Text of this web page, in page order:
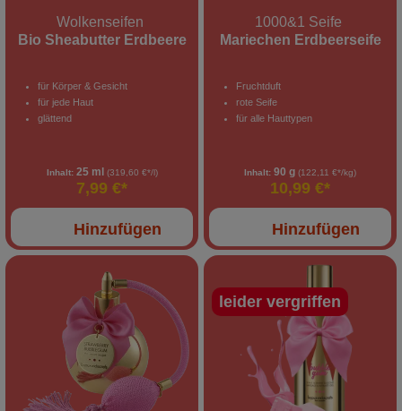
Wolkenseifen
Bio Sheabutter Erdbeere
für Körper & Gesicht
für jede Haut
glättend
Inhalt: 25 ml (319,60 €*/l)
7,99 €*
Hinzufügen
1000&1 Seife
Mariechen Erdbeerseife
Fruchtduft
rote Seife
für alle Hauttypen
Inhalt: 90 g (122,11 €*/kg)
10,99 €*
Hinzufügen
leider vergriffen